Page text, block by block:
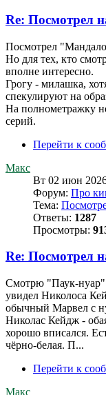
Re: Посмотрел
Посмотрел
Но для тех, кто
вполне интересно.
Грогу - милашка,
спекулируют на
На полнометражку
серий.
Перейти к
Макс
Вт 02 июн
Форум: Про
Тема:
Ответы: 1287
Просмотры:
Re: Посмотрел
Смотрю "Паук-нуар".
увидел Николоса
обычный Марвел с
Николас Кейдж -
хорошо вписался.
чёрно-белая. П...
Перейти к
Макс